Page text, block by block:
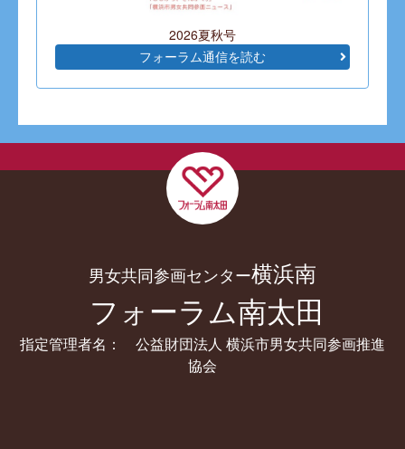
2026夏秋号
フォーラム通信を読む
男女共同参画センター横浜南
フォーラム南太田
指定管理者名： 公益財団法人 横浜市男女共同参画推進
協会